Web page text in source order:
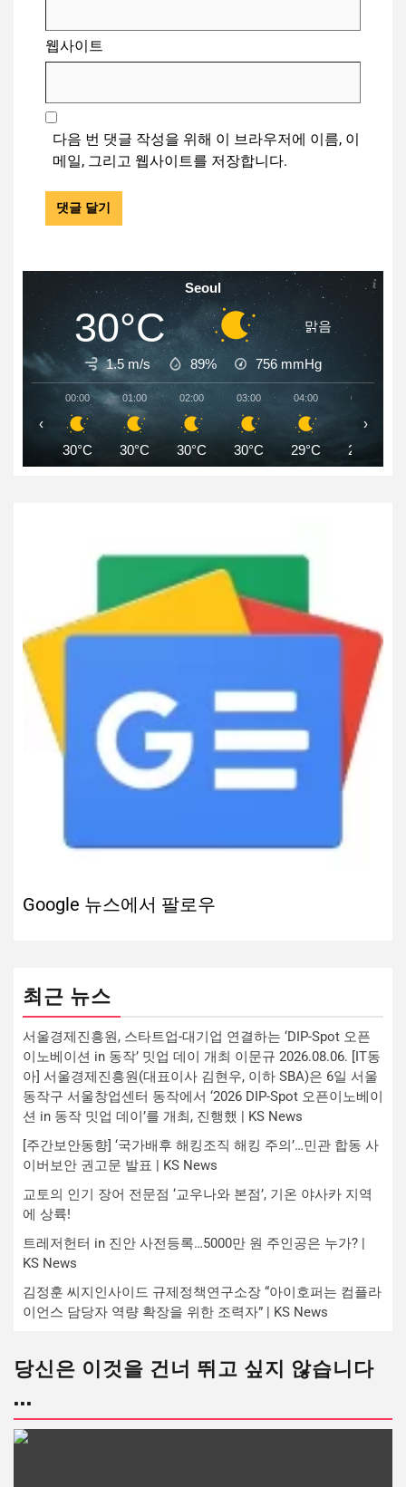
웹사이트
다음 번 댓글 작성을 위해 이 브라우저에 이름, 이
메일, 그리고 웹사이트를 저장합니다.
Seoul
30°C 맑음
1.5 m/s 89% 756 mmHg
00:00
30°C
01:00
30°C
02:00
30°C
03:00
30°C
04:00
29°C
05:00
29°C
‹ ›
Google 뉴스에서 팔로우
최근 뉴스
서울경제진흥원, 스타트업-대기업 연결하는 ‘DIP-Spot 오픈
이노베이션 in 동작’ 밋업 데이 개최 이문규 2026.08.06. [IT동
아] 서울경제진흥원(대표이사 김현우, 이하 SBA)은 6일 서울
동작구 서울창업센터 동작에서 ‘2026 DIP-Spot 오픈이노베이
션 in 동작 밋업 데이’를 개최, 진행했 | KS News
[주간보안동향] ‘국가배후 해킹조직 해킹 주의’…민관 합동 사
이버보안 권고문 발표 | KS News
교토의 인기 장어 전문점 ‘교우나와 본점’, 기온 야사카 지역
에 상륙!
트레저헌터 in 진안 사전등록…5000만 원 주인공은 누가? |
KS News
김정훈 씨지인사이드 규제정책연구소장 “아이호퍼는 컴플라
이언스 담당자 역량 확장을 위한 조력자” | KS News
당신은 이것을 건너 뛰고 싶지 않습니다
...